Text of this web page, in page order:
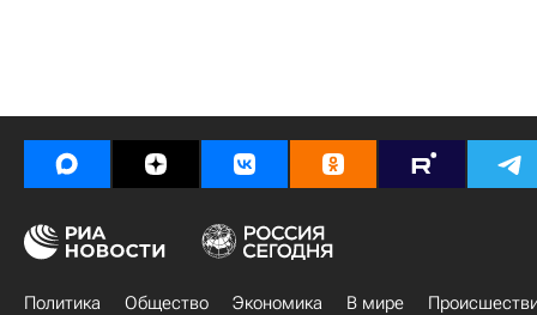
Политика Общество Экономика В мире